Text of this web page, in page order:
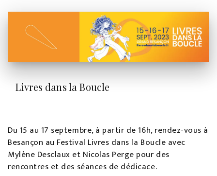
Livres dans la Boucle
Du 15 au 17 septembre, à partir de 16h, rendez-vous à
Besançon au Festival Livres dans la Boucle avec
Mylène Desclaux et Nicolas Perge pour des
rencontres et des séances de dédicace.